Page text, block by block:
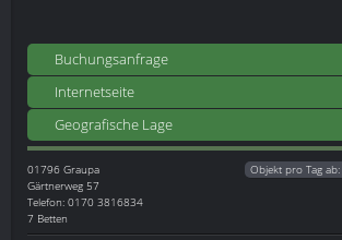
Buchungsanfrage
Internetseite
Geografische Lage
01796 Graupa
Gärtnerweg 57
Telefon: 0170 3816834
7 Betten
Objekt pro Tag ab: